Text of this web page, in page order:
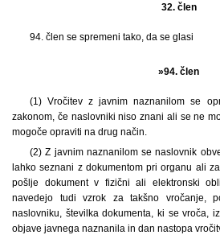
32. člen
94. člen se spremeni tako, da se glasi
»94. člen
(1) Vročitev z javnim naznanilom se
zakonom, če naslovniki niso znani ali se ne
mogoče opraviti na drug način.
(2) Z javnim naznanilom se naslovnik
lahko seznani z dokumentom pri organu ali
pošlje dokument v fizični ali elektronski
navedejo tudi vzrok za takšno vročanje,
naslovniku, številka dokumenta, ki se vroča,
objave javnega naznanila in dan nastopa